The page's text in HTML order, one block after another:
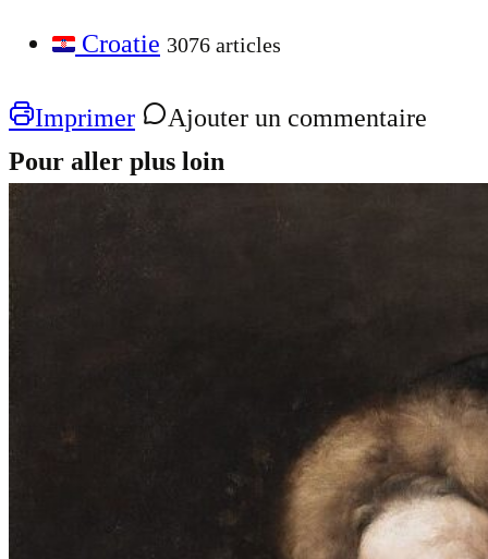
Croatie 3076 articles
Imprimer
Ajouter un commentaire
Pour aller plus loin